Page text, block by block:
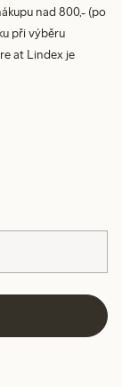
nad 800,- (po
při výběru
at Lindex je